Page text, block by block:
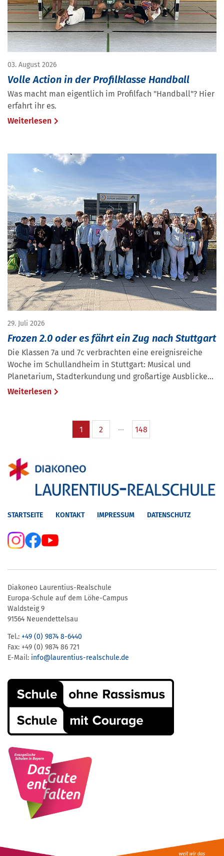
03. August 2026
Volle Action in der Profilklasse Handball
Was macht man eigentlich im Profilfach "Handball"? Hier
erfahrt ihr es.
Weiterlesen
29. Juli 2026
Frozen 2.0 oder es fährt ein Zug nach Stuttgart
Die Klassen 7a und 7c verbrachten eine ereignisreiche
Woche im Schullandheim in Stuttgart: Musical und
Planetarium, Stadterkundung und großartige Ausblicke...
Weiterlesen
1 2 148
STARTSEITE KONTAKT IMPRESSUM DATENSCHUTZ
Diakoneo Laurentius-Realschule
Europa-Schule auf dem Löhe-Campus
Waldsteig 9
91564 Neuendettelsau
Tel.: +49 (0) 9874 8-6440
Fax: +49 (0) 9874 86 721
E-Mail: info@laurentius-realschule.de